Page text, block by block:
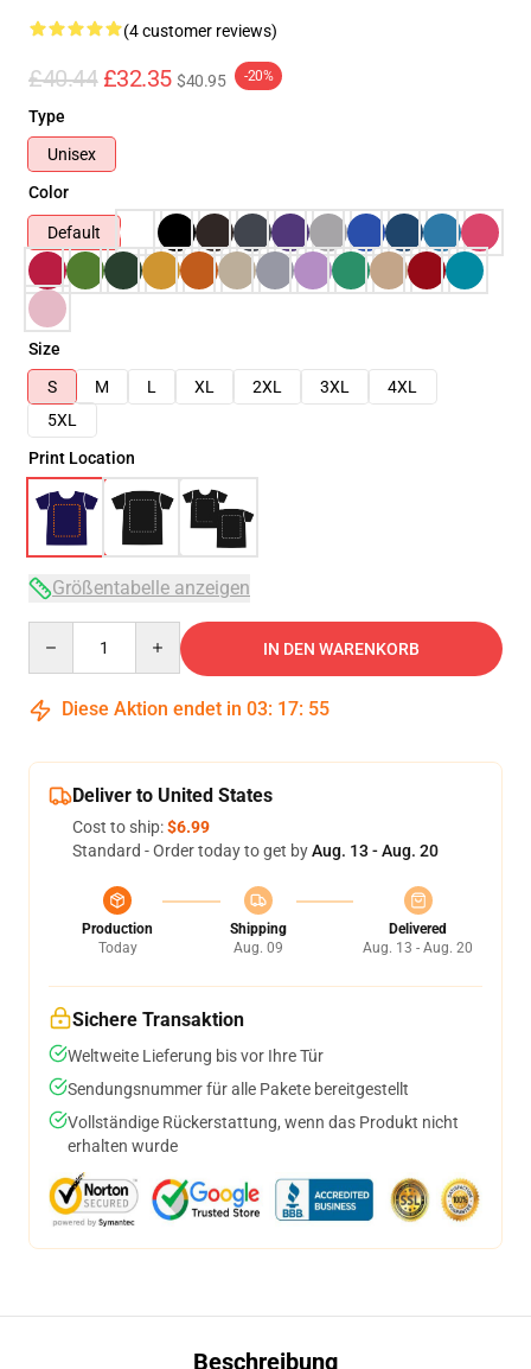
(4 customer reviews)
£40.44 £32.35 $40.95 -20%
Type
Unisex
Color
Default
Size
S
M L XL 2XL 3XL
4XL
5XL
Print Location
Größentabelle anzeigen
IN DEN WARENKORB
Diese Aktion endet in 03: 17: 54
Deliver to United States
Cost to ship:$6.99
Standard - Order today to get byAug. 13 - Aug. 20
Production
Today
Shipping
Aug. 09
Delivered
Aug. 13 - Aug. 20
Sichere Transaktion
Weltweite Lieferung bis vor Ihre Tür
Sendungsnummer für alle Pakete bereitgestellt
Vollständige Rückerstattung, wenn das Produkt nicht
erhalten wurde
Beschreibung